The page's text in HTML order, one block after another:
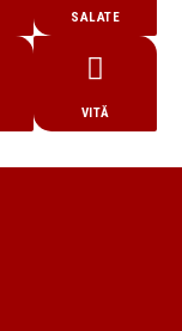
SALATE
VITĂ